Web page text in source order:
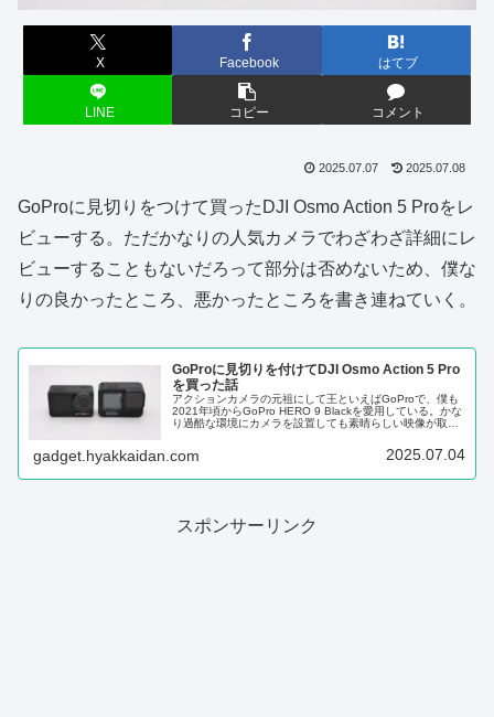
X Facebook はてブ
LINE コピー コメント
2025.07.07 2025.07.08
GoProに見切りをつけて買ったDJI Osmo Action 5 Proをレ
ビューする。ただかなりの人気カメラでわざわざ詳細にレ
ビューすることもないだろって部分は否めないため、僕な
りの良かったところ、悪かったところを書き連ねていく。
GoProに見切りを付けてDJI Osmo Action 5 Pro
を買った話
アクションカメラの元祖にして王といえばGoProで、僕も
2021年頃からGoPro HERO 9 Blackを愛用している。かな
り過酷な環境にカメラを設置しても素晴らしい映像が取れ
gadget.hyakkaidan.com 2025.07.04
スポンサーリンク